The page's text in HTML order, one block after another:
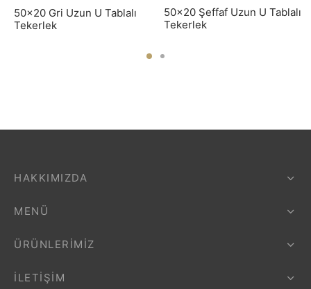
50×20 Gri Uzun U Tablalı
Tekerlek
50×20 Şeffaf Uzun U Tablalı
Tekerlek
İLETIŞIM
MENÜ
ÜRÜNLERIMIZ
HAKKIMIZDA